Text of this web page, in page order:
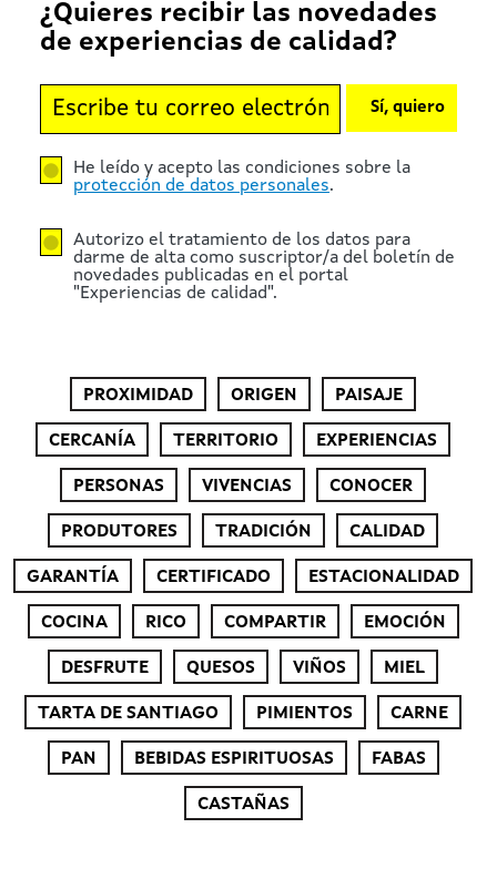
¿Quieres recibir las novedades
de experiencias de calidad?
He leído y acepto las condiciones sobre la
protección de datos personales.
Autorizo el tratamiento de los datos para
darme de alta como suscriptor/a del boletín de
novedades publicadas en el portal
"Experiencias de calidad".
Sí, quiero
PROXIMIDAD ORIGEN PAISAJE
CERCANÍA TERRITORIO EXPERIENCIAS
PERSONAS VIVENCIAS CONOCER
PRODUTORES TRADICIÓN CALIDAD
GARANTÍA CERTIFICADO ESTACIONALIDAD
COCINA RICO COMPARTIR EMOCIÓN
DESFRUTE QUESOS VIÑOS MIEL
TARTA DE SANTIAGO PIMIENTOS CARNE
PAN BEBIDAS ESPIRITUOSAS FABAS
CASTAÑAS